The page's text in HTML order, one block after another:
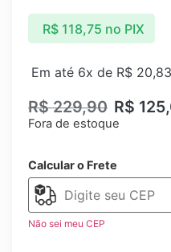
R$229,90 R$
Em até 6x de R$ 20,83
R$118,75 no PIX
Fora de estoque
Calcular o Frete
Não sei meu CEP